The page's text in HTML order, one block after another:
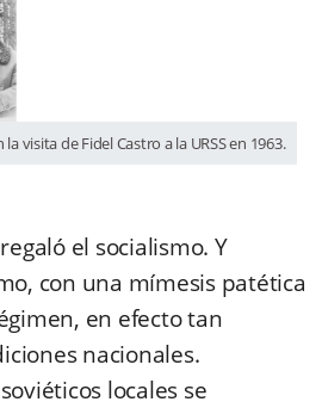
visita de Fidel Castro a la URSS en 1963.
el socialismo. Y
con una mímesis patética
en efecto tan
nacionales.
locales se